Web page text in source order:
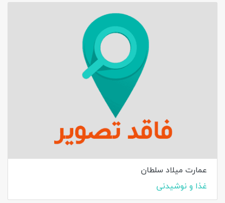
عمارت میلاد سلطان
غذا و نوشیدنی